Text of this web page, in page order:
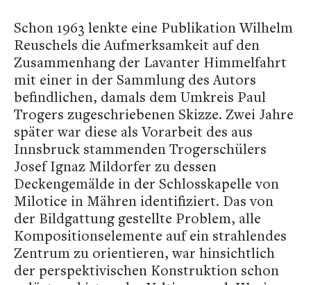
Schon 1963 lenkte eine Publikation Wilhelm
Reuschels die Aufmerksamkeit auf den
Zusammenhang der Lavanter Himmelfahrt
mit einer in der Sammlung des Autors
befindlichen, damals dem Umkreis Paul
Trogers zugeschriebenen Skizze. Zwei Jahre
später war diese als Vorarbeit des aus
Innsbruck stammenden Trogerschülers
Josef Ignaz Mildorfer zu dessen
Deckengemälde in der Schlosskapelle von
Milotice in Mähren identifiziert. Das von
der Bildgattung gestellte Problem, alle
Kompositionselemente auf ein strahlendes
Zentrum zu orientieren, war hinsichtlich
der perspektivischen Konstruktion schon